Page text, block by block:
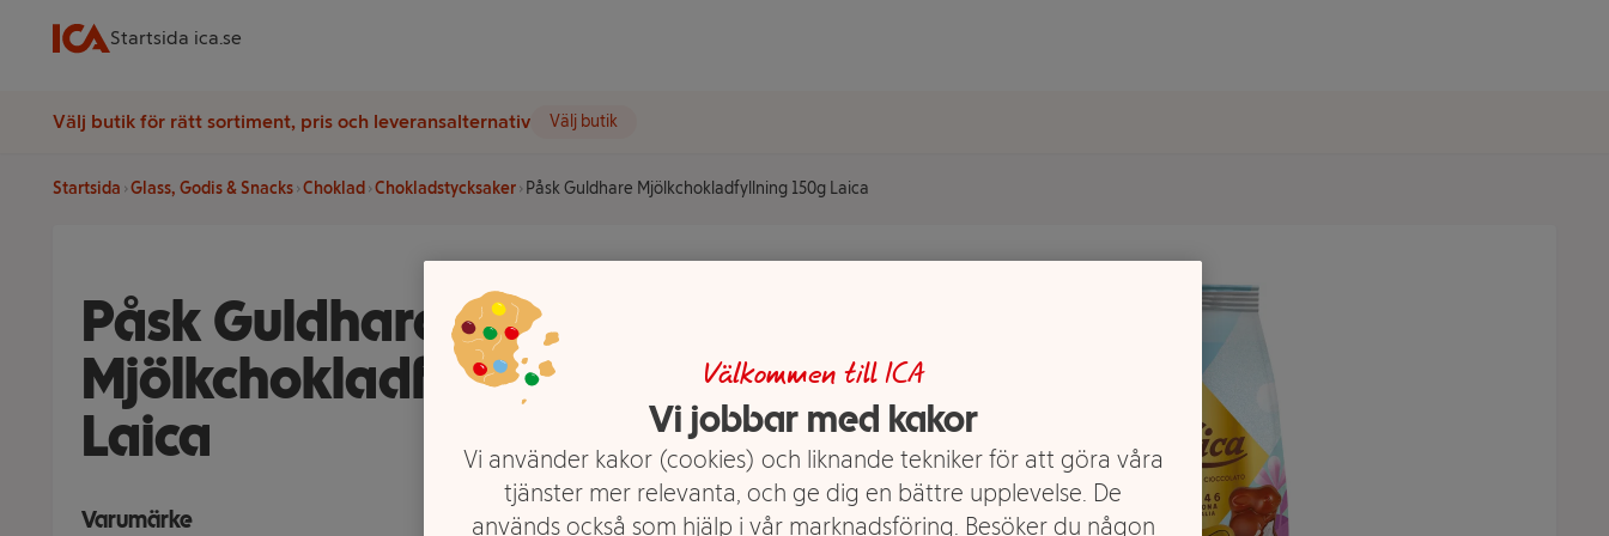
Startsida ica.se
Välj butik för rätt sortiment, pris och leveransalternativ Välj butik
Startsida Glass, Godis & Snacks Choklad Chokladstycksaker Påsk Guldhare Mjölkchokladfyllning 150g Laica
Påsk Guldhare
Mjölkchokladfyllning 150g
Laica
Varumärke
Välkommen till ICA
Vi jobbar med kakor
Vi använder kakor (cookies) och liknande tekniker för att göra våra
tjänster mer relevanta, och ge dig en bättre upplevelse. De
används också som hjälp i vår marknadsföring. Besöker du någon